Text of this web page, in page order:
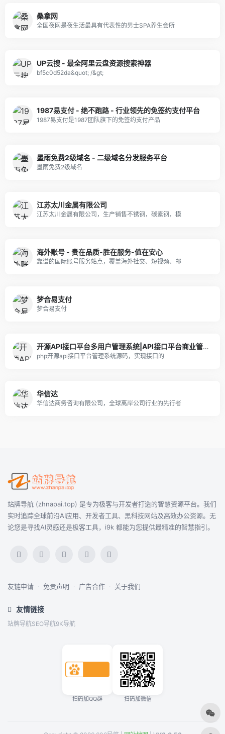
桑拿网
全国夜网是夜生活最具有代表性的男士SPA养生会所
UP云搜 - 最全阿里云盘资源搜索神器
bf5c0d52da&quot; /&gt;
1987易支付 - 绝不跑路 - 行业领先的免签约支付平台
1987易支付是1987团队旗下的免签约支付产品
墨雨免费2级域名 - 二级域名分发服务平台
墨雨免费2级域名
江苏太川金属有限公司
江苏太川金属有限公司，生产销售不锈钢，碳素钢，模
海外账号 - 贵在品质-胜在服务-值在安心
靠谱的国际账号服务站点，覆盖海外社交、短视频、邮
梦合易支付
梦合易支付
开源API接口平台多用户管理系统|API接口平台商业管理系统
php开源api接口平台管理系统源码，实现接口的
华信达
华信达商务咨询有限公司，全球离岸公司行业的先行者
站牌导航 (zhnapai.top) 是专为极客与开发者打造的智慧资源平台。我们
实时追踪全球前沿AI应用、开发者工具、黑科技网站及高效办公资源。无
论您是寻找AI灵感还是极客工具，i9k 都能为您提供最精准的智慧指引。
友链申请 · 免责声明 · 广告合作 · 关于我们
友情链接
站牌导航SEO导航9K导航
扫码加QQ群 扫码加微信